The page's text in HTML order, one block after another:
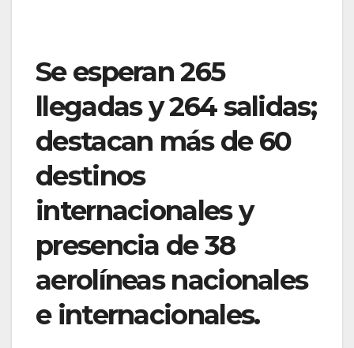
Se esperan 265
llegadas y 264 salidas;
destacan más de 60
destinos
internacionales y
presencia de 38
aerolíneas nacionales
e internacionales.